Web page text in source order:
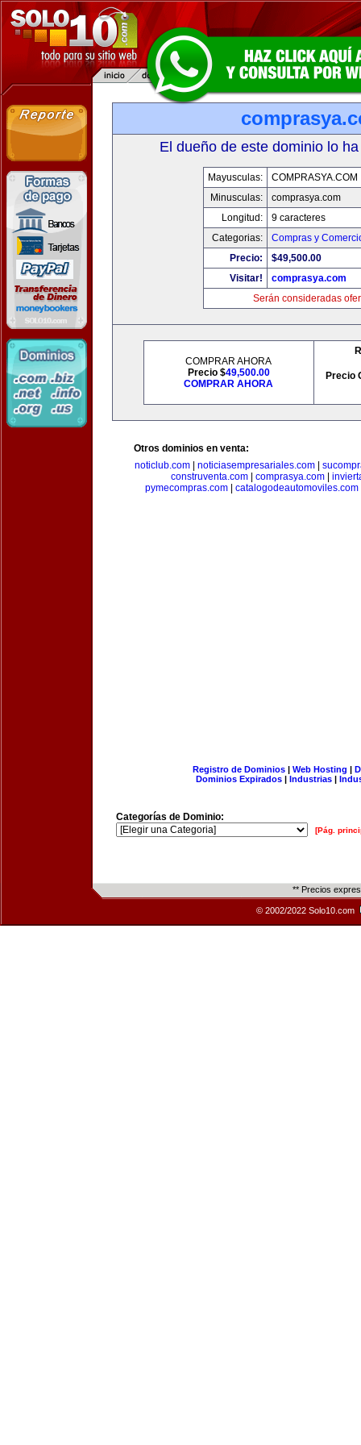
El dueño de este dominio lo
Mayusculas:
COMPRASYA.COM
Minusculas:
comprasya.com
Longitud:
9 caracteres
Categorias:
Compras y
Precio:
$49,500.00
Visitar!
comprasya.com
Serán consideradas
COMPRAR AHORA
Precio $49,500.00
COMPRAR AHORA
Precio
Otros dominios en venta:
noticlub.com| noticiasempresariales.com|
construventa.com| comprasya.com|
pymecompras.com| catalogodeautomoviles.com
Registro de Dominios| Web Hosting |
Dominios Expirados | Industrias |
Categorías de Dominio:
[Pág.
** Precios
© 2002/2022 Solo10.com